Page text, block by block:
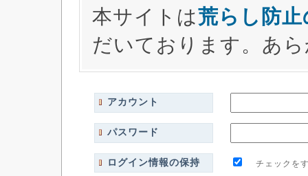
本サイトは荒らし防
だいております。あ
アカウント
パスワード
ログイン情報の保持 チェックをす